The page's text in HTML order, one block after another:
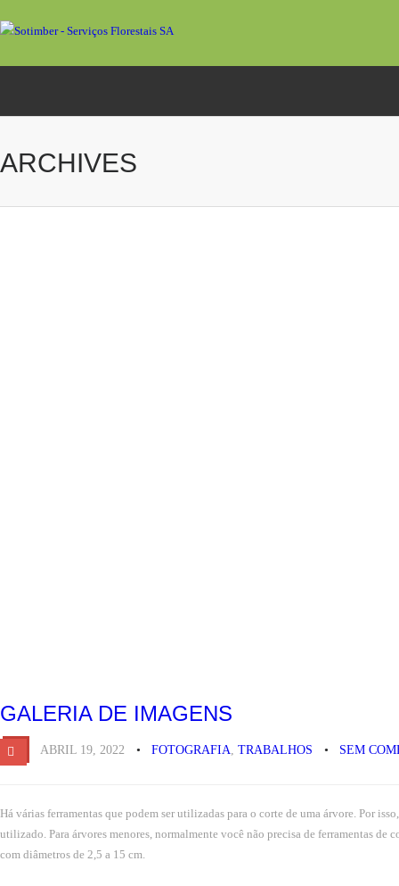
ARCHIVES
GALERIA DE IMAGENS
ABRIL 19, 2022 FOTOGRAFIA, TRABALHOS SEM
Há várias ferramentas que podem ser utilizadas para o corte de uma árvore. Por
utilizado. Para árvores menores, normalmente você não precisa de ferramentas de
com diâmetros de 2,5 a 15 cm.